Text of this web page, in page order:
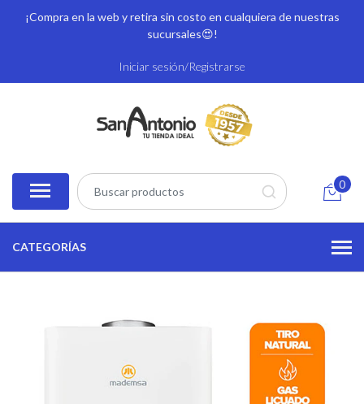
¡Compra en la web y retira sin costo en cualquiera de nuestras
sucursales😍!
Iniciar sesión/Registrarse
0
CATEGORÍAS